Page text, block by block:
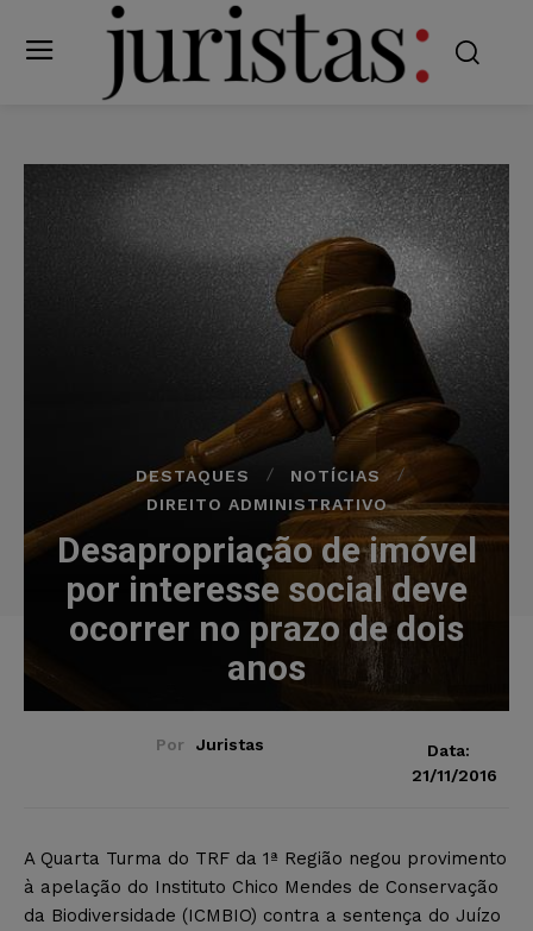
DESTAQUES
NOTÍCIAS
DIREITO ADMINISTRATIVO
Desapropriação de imóvel
por interesse social deve
ocorrer no prazo de dois
anos
Por Juristas
Data:
21/11/2016
A Quarta Turma do TRF da 1ª Região negou provimento
à apelação do Instituto Chico Mendes de Conservação
da Biodiversidade (ICMBIO) contra a sentença do Juízo